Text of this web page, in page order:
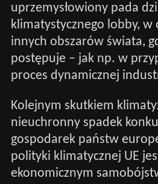
uprzemysłowiony pada
klimatystycznego lobby,
innych obszarów świata,
postępuje – jak np. w
proces dynamicznej
Kolejnym skutkiem
nieuchronny spadek
gospodarek państw
polityki klimatycznej UE
ekonomicznym